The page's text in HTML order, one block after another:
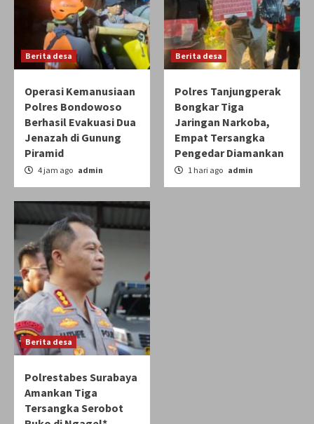
Berita desa
Operasi Kemanusiaan
Polres Bondowoso
Berhasil Evakuasi Dua
Jenazah di Gunung
Piramid
4 jam ago admin
Berita desa
Polres Tanjungperak
Bongkar Tiga
Jaringan Narkoba,
Empat Tersangka
Pengedar Diamankan
1 hari ago admin
Berita desa
Polrestabes Surabaya
Amankan Tiga
Tersangka Serobot